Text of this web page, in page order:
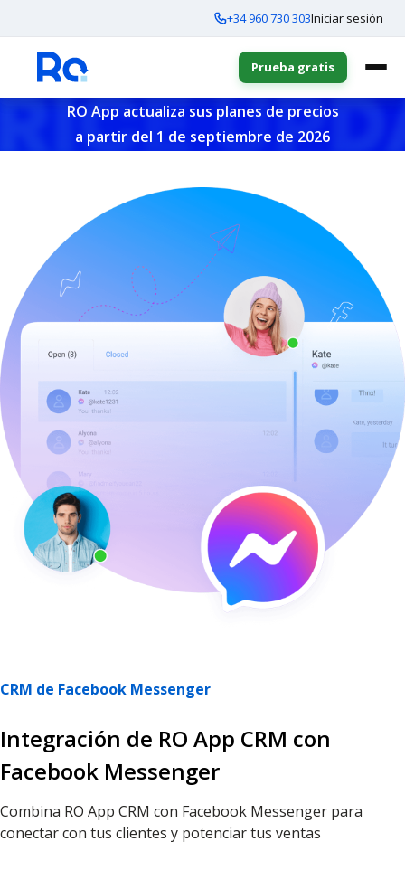
+34 960 730 303Iniciar sesión
Prueba gratis
RO App actualiza sus planes de precios
a partir del 1 de septiembre de 2026
CRM de Facebook Messenger
Integración de RO App CRM con
Facebook Messenger
Combina RO App CRM con Facebook Messenger para
conectar con tus clientes y potenciar tus ventas